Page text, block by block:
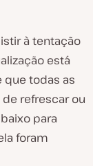
à tentação
está
que todas as
refrescar ou
para
foram